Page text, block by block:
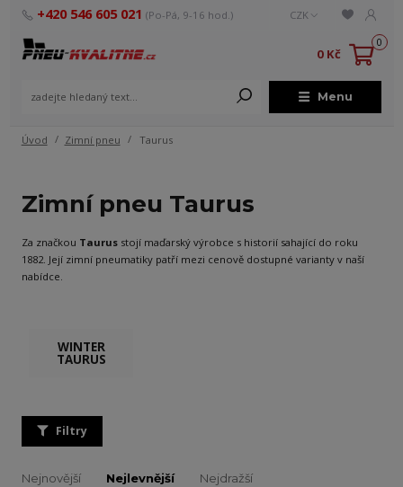
Menu
CZK
+420 546 605 021 (Po-Pá, 9-16 hod.)
0
0 Kč
Úvod Zimní pneu Taurus
Zimní pneu Taurus
Za značkou Taurusstojí maďarský výrobce s historií sahající do roku
1882. Její zimní pneumatiky patří mezi cenově dostupné varianty v naší
nabídce.
WINTER
TAURUS
Filtry
Nejnovější Nejlevnější Nejdražší